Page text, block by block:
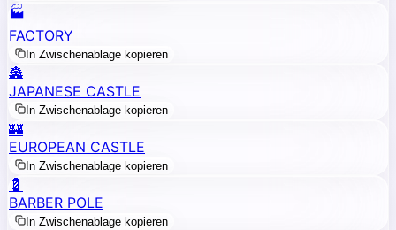
🏭
FACTORY
In Zwischenablage kopieren
🏯
JAPANESE CASTLE
In Zwischenablage kopieren
🏰
EUROPEAN CASTLE
In Zwischenablage kopieren
💈
BARBER POLE
In Zwischenablage kopieren